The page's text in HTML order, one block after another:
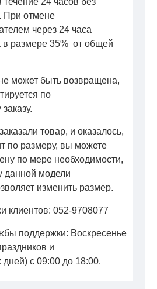
При отмене
через 24 часа
в размере 35% от общей
может быть возвращена,
по
товар, и оказалось,
по размеру, вы можете
по мере необходимости,
данной модели
изменить размер.
клиентов: 052-9708077
поддержки: Воскресенье
и
с 09:00 до 18:00.